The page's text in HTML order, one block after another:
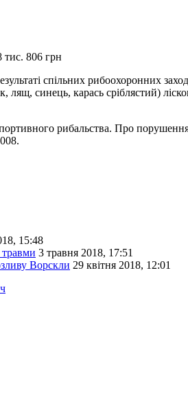
тис. 806 грн
спільних рибоохоронних
синець, карась сріблястий)
рибальства. Про
15:48
травми 3 травня 2018, 17:51
Ворскли 29 квітня 2018, 12:01